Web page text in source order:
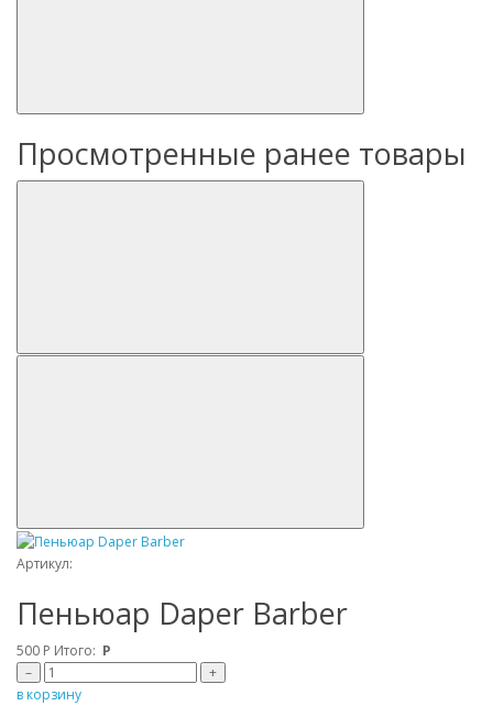
Просмотренные ранее товары
Артикул:
Пеньюар Daper Barber
500 Р Итого: Р
–
+
в корзину